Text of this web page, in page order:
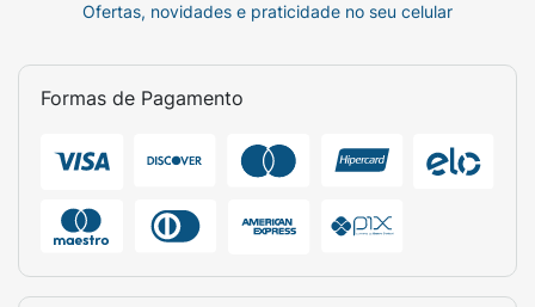
Ofertas, novidades e praticidade no seu celular
Formas de Pagamento